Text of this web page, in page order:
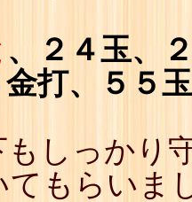
、２４玉、
金打、５５
しっかり
てもらいま